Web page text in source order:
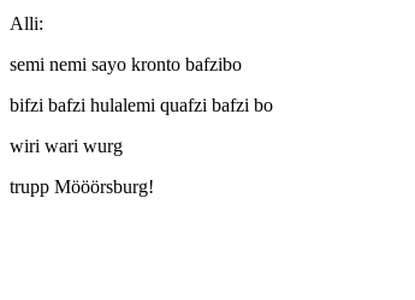
Alli:
semi nemi sayo kronto bafzibo
bifzi bafzi hulalemi quafzi bafzi bo
wiri wari wurg
trupp Mööörsburg!